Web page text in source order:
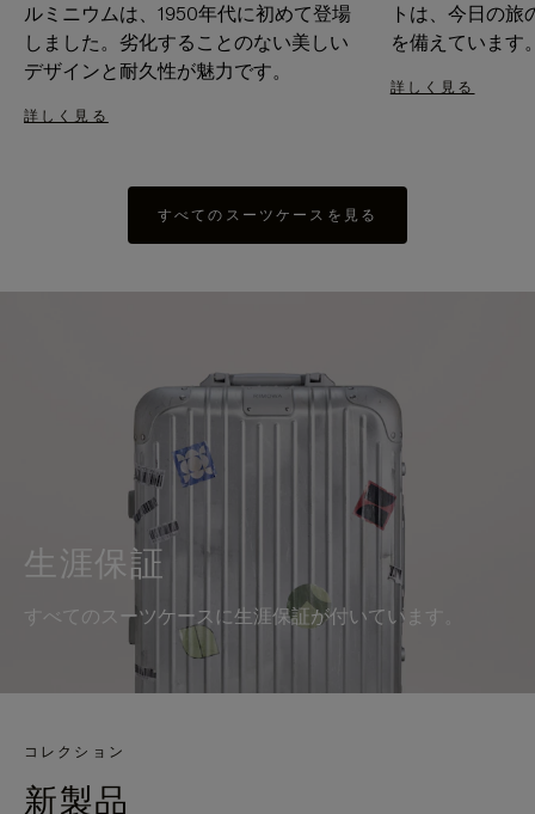
ルミニウムは、1950年代に初めて登場
しました。劣化することのない美しい
デザインと耐久性が魅力です。
詳しく見る
トは、今日の
を備えています
詳しく見る
すべてのスーツケースを見る
生涯保証
すべてのスーツケースに生涯保証が付いています。
コレクション
新製品